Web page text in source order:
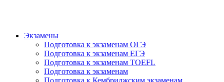
Экзамены
Подготовка к экзаменам ОГЭ
Подготовка к экзаменам ЕГЭ
Подготовка к экзаменам TOEFL
Подготовка к экзаменам
Подготовка к Кембриджским экзаменам